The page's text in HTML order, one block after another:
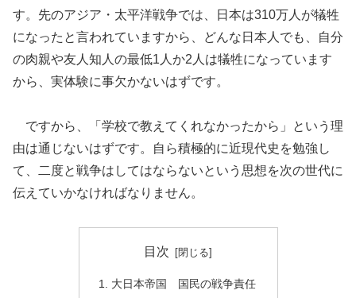
す。先のアジア・太平洋戦争では、日本は310万人が犠牲
になったと言われていますから、どんな日本人でも、自分
の肉親や友人知人の最低1人か2人は犠牲になっています
から、実体験に事欠かないはずです。
ですから、「学校で教えてくれなかったから」という理
由は通じないはずです。自ら積極的に近現代史を勉強し
て、二度と戦争はしてはならないという思想を次の世代に
伝えていかなければなりません。
目次
大日本帝国 国民の戦争責任